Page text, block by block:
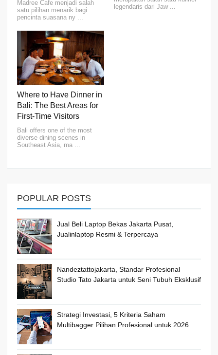
Madree Cafe menjadi salah
satu pilihan menarik bagi
pencinta suasana ny ...
legendaris dari Jaw ...
Where to Have Dinner in
Bali: The Best Areas for
First-Time Visitors
Bali offers one of the most
diverse dining scenes in
Southeast Asia, ma ...
POPULAR POSTS
Jual Beli Laptop Bekas Jakarta Pusat,
Jualinlaptop Resmi & Terpercaya
Nandeztattojakarta, Standar Profesional
Studio Tato Jakarta untuk Seni Tubuh Eksklusif
Strategi Investasi, 5 Kriteria Saham
Multibagger Pilihan Profesional untuk 2026